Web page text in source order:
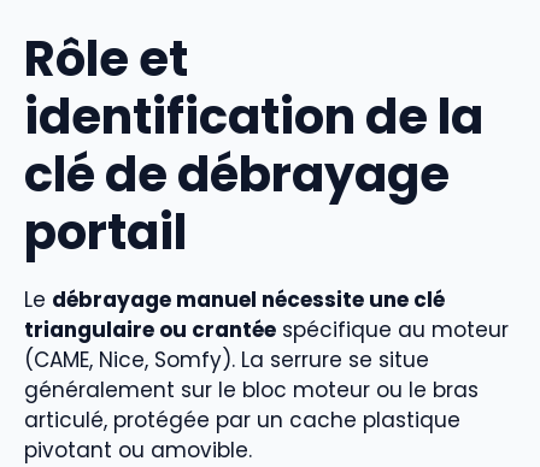
Rôle et
identification de la
clé de débrayage
portail
Le débrayage manuel nécessite une clé
triangulaire ou crantée spécifique au moteur
(CAME, Nice, Somfy). La serrure se situe
généralement sur le bloc moteur ou le bras
articulé, protégée par un cache plastique
pivotant ou amovible.